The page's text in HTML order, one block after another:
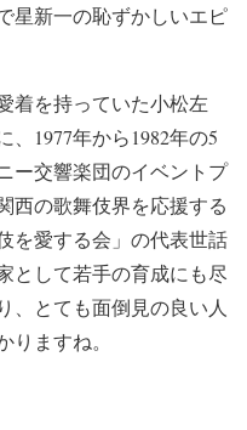
星新一の恥ずかしいエピ
着を持っていた小松左
1977年から1982年の5
ー交響楽団のイベントプ
西の歌舞伎界を応援する
を愛する会」の代表世話
として若手の育成にも尽
、とても面倒見の良い人
ますね。